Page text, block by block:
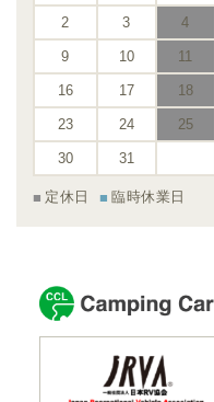
2 3 4
9 10 11
16 17 18
23 24 25
30 31
定休日 臨時休業日